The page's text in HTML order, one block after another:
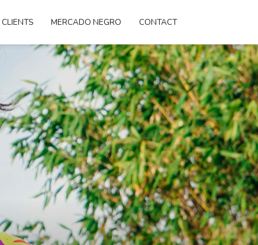
CLIENTS MERCADO NEGRO CONTACT